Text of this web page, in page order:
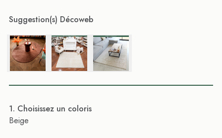
Suggestion(s) Décoweb
. Choisissez un coloris
Beige